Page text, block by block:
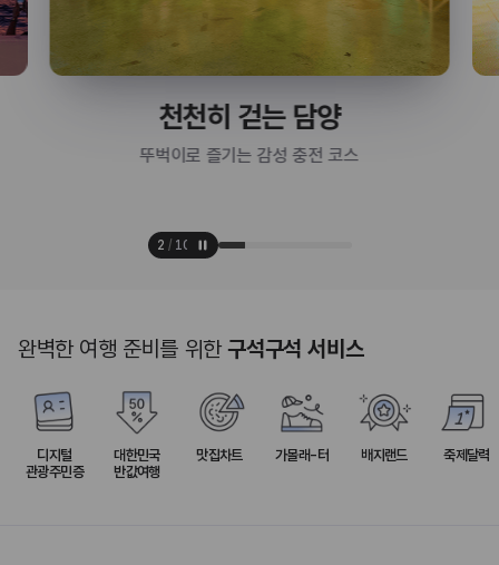
천천히 걷는 담양
뚜벅이로 즐기는 감성 충전 코스
3 / 10
완벽한 여행 준비를 위한구석구석 서비스
디지털
관광주민증
대한민국
반값여행
맛집차트 가볼래-터 배지랜드 축제달력